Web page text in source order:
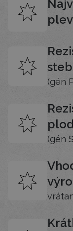
(gén
(gén